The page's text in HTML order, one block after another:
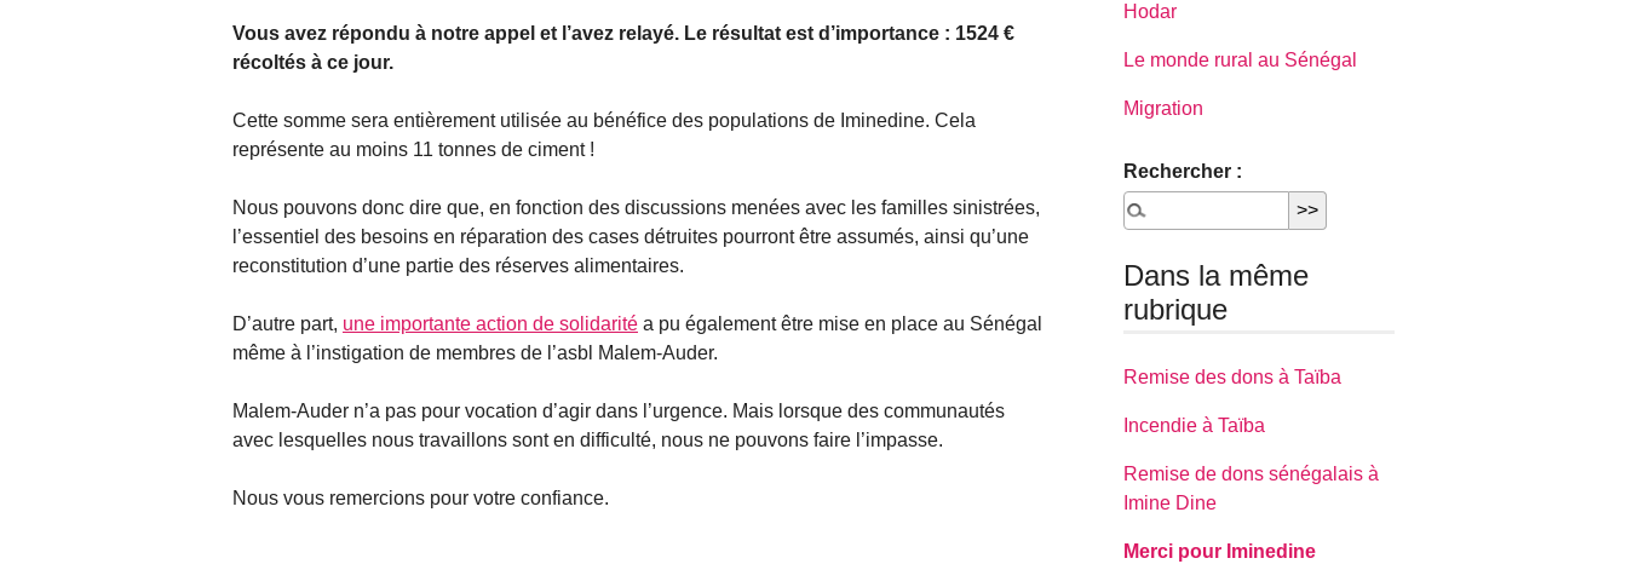
Vous avez répondu à notre appel et l’avez relayé. Le résultat est d’importance : 1524 €
récoltés à ce jour.
Cette somme sera entièrement utilisée au bénéfice des populations de Iminedine. Cela
représente au moins 11 tonnes de ciment !
Nous pouvons donc dire que, en fonction des discussions menées avec les familles sinistrées,
l’essentiel des besoins en réparation des cases détruites pourront être assumés, ainsi qu’une
reconstitution d’une partie des réserves alimentaires.
D’autre part, une importante action de solidarité a pu également être mise en place au Sénégal
même à l’instigation de membres de l’asbl Malem-Auder.
Malem-Auder n’a pas pour vocation d’agir dans l’urgence. Mais lorsque des communautés
avec lesquelles nous travaillons sont en difficulté, nous ne pouvons faire l’impasse.
Nous vous remercions pour votre confiance.
Hodar
Le monde rural au Sénégal
Migration
Rechercher :
Dans la même
rubrique
Remise des dons à Taïba
Incendie à Taïba
Remise de dons sénégalais à
Imine Dine
Merci pour Iminedine